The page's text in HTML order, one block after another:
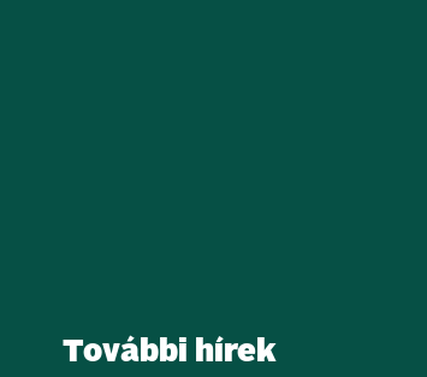
További hírek